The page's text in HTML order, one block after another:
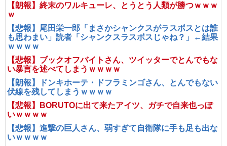
【朗報】終末のワルキューレ、とうとう人類が勝つｗｗｗ
ｗ
【悲報】尾田栄一郎「まさかシャンクスがラスボスとは誰
も思わまい」読者「シャンクスラスボスじゃね？」←結果
ｗｗｗｗ
【悲報】ブックオフバイトさん、ツイッターでとんでもな
い暴言を述べてしまうｗｗｗｗ
【朗報】ドンキホーテ・ドフラミンゴさん、とんでもない
伏線を残してしまうｗｗｗｗ
【悲報】BORUTOに出て来たアイツ、ガチで自来也っぽ
いｗｗｗｗ
【悲報】進撃の巨人さん、弱すぎて自衛隊に手も足も出な
いｗｗｗｗ